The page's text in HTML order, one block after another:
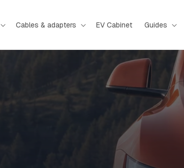
Cables & adapters EV Cabinet Guides